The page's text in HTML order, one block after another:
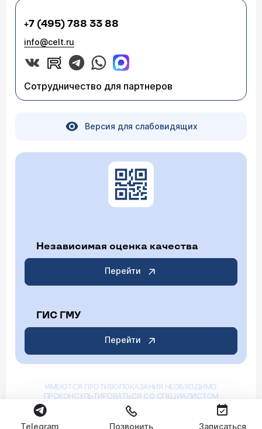
+7 (495) 788 33 88
info@celt.ru
Сотрудничество для партнеров
Версия для слабовидящих
Независимая оценка качества
Перейти
ГИС ГМУ
Перейти
ИМЕЮТСЯ ПРОТИВОПОКАЗАНИЯ НЕОБХОДИМО
ПРОКОНСУЛЬТИРОВАТЬСЯ СО СПЕЦИАЛИСТОМ
Telegram Позвонить Записаться